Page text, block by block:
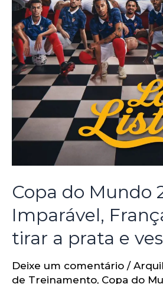
Copa do Mundo
Imparável,
tirar a prata e
Deixe um comentário /
de Treinamento, Copa do